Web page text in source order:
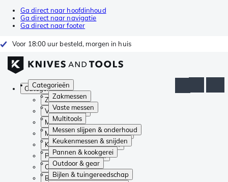
Ga direct naar hoofdinhoud
Ga direct naar navigatie
Ga direct naar footer
Voor 18:00 uur besteld, morgen in huis
Categorieën
Zakmessen
Vaste messen
Multitools
Messen slijpen & onderhoud
Keukenmessen & snijden
Pannen & kookgerei
Outdoor & gear
Bijlen & tuingereedschap
Categorieën
Zakmessen
Vaste messen
Multitools
Messen slijpen & onderhoud
Keukenmessen & snijden
Pannen & kookgerei
Outdoor & gear
Bijlen & tuingereedschap